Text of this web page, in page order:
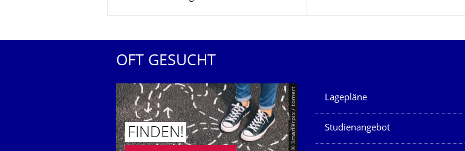
OFT GESUCHT
© Smarterpix / tomert
FINDEN!
Unsere Dienste
Lagepläne
Studienangebot